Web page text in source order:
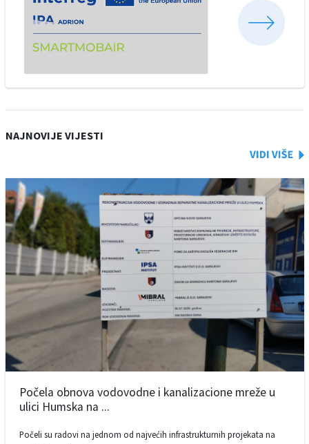
NAJNOVIJE VIJESTI
Počela obnova vodovodne i kanalizacione mreže u
ulici Humska na ...
Počeli su radovi na jednom od najvećih infrastrukturnih projekata na